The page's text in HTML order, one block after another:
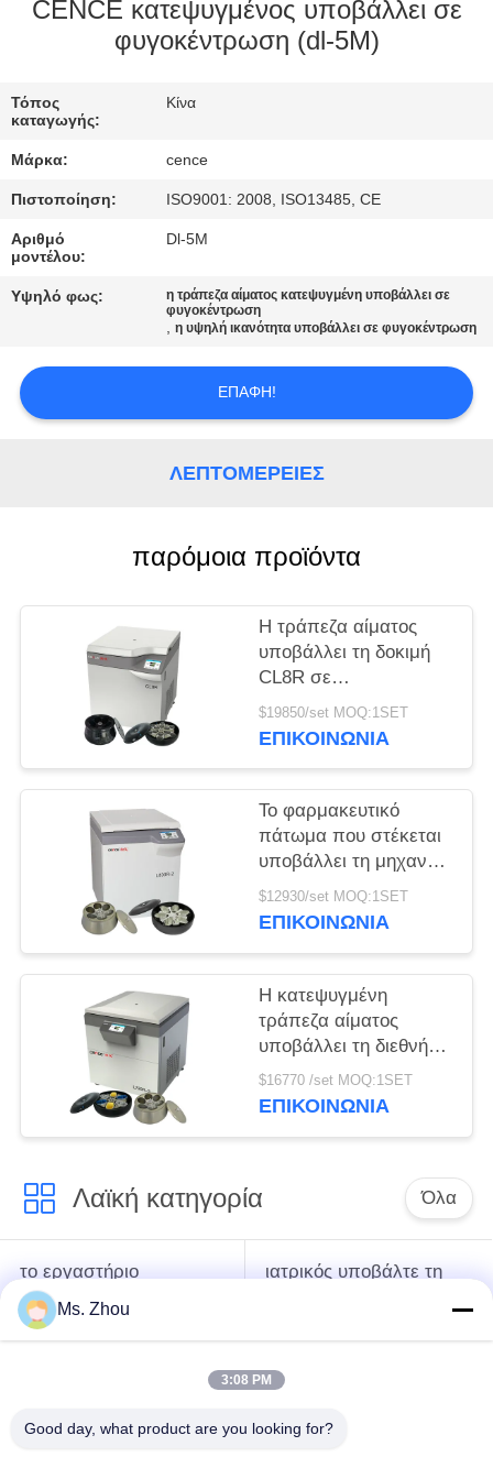
ΈΛΕΓΧΟΣ
ΠΟΙΌΤΗΤΑΣ
ΕΠΙΚΟΙΝΩΝΉΣΤΕ
ΜΑΖΊ
ΜΑΣ
ΕΙΔΉΣΕΙΣ
ΥΠΟΘΈΣΕΙΣ
VR
CENCE κατεψυγμένος υποβάλλει σε
φυγοκέντρωση (dl-5M)
Τόπος
καταγωγής:
Κίνα
Μάρκα: cence
Πιστοποίηση: ISO9001: 2008, ISO13485, CE
Αριθμό
μοντέλου:
Dl-5M
Υψηλό φως:
η τράπεζα αίματος κατεψυγμένη υποβάλλει σε
φυγοκέντρωση
,η υψηλή ικανότητα υποβάλλει σε φυγοκέντρωση
ΕΠΑΦΉ!
ΛΕΠΤΟΜΈΡΕΙΕΣ
παρόμοια προϊόντα
Η τράπεζα αίματος
υποβάλλει τη δοκιμή
CL8R σε
φυγοκέντρωση MAC
κατεψυγμένη
9000r/min ικανότητας
$19850/set MOQ:1SET
ΕΠΙΚΟΙΝΩΝΊΑ
Το φαρμακευτικό
πάτωμα που στέκεται
υποβάλλει τη μηχανή
που l800r-2 σε
φυγοκέντρωση
περιεκτικότητας
υποβάλλουν
$12930/set MOQ:1SET
ΕΠΙΚΟΙΝΩΝΊΑ
Η κατεψυγμένη
τράπεζα αίματος
υποβάλλει τη διεθνή
προηγμένη κατηγορία
l720r-3 σε
$16770 /set MOQ:1SET
ΕΠΙΚΟΙΝΩΝΊΑ
Λαϊκή κατηγορία Όλα
το εργαστήριο
υποβάλλει τη μηχανή
σε φυγοκέντρωση
ιατρικός υποβάλτε τη
σε φυγοκέντρωση
κατεψυγμένος
σε φυγοκέντρωση
Ms. Zhou
3:08 PM
Good day, what product are you looking for?